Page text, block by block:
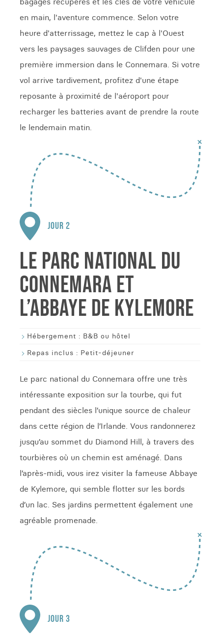
en main, l'aventure commence. Selon votre
heure d'atterrissage, mettez le cap à l'Ouest
vers les paysages sauvages de Clifden pour une
première immersion dans le Connemara. Si votre
vol arrive tardivement, profitez d'une étape
reposante à proximité de l'aéroport pour
recharger les batteries avant de prendre la route
le lendemain matin.
JOUR 2
LE PARC NATIONAL DU
CONNEMARA ET
L’ABBAYE DE KYLEMORE
Hébergement : B&B ou hôtel
Repas inclus : Petit-déjeuner
Le parc national du Connemara offre une très
intéressante exposition sur la tourbe, qui fut
pendant des siècles l’unique source de chaleur
dans cette région de l’Irlande. Vous randonnerez
jusqu’au sommet du Diamond Hill, à travers des
tourbières où un chemin est aménagé. Dans
l’après-midi, vous irez visiter la fameuse Abbaye
de Kylemore, qui semble flotter sur les bords
d’un lac. Ses jardins permettent également une
agréable promenade.
JOUR 3